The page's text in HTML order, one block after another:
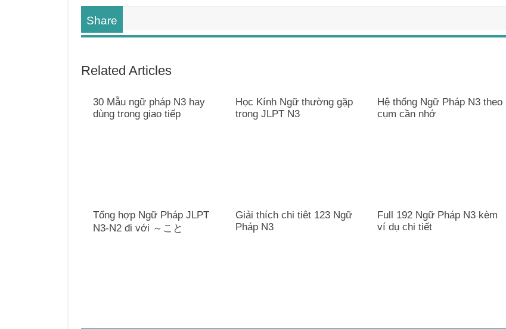
Share
Related Articles
30 Mẫu ngữ pháp N3 hay
dùng trong giao tiếp
Học Kính Ngữ thường gặp
trong JLPT N3
Hệ thống Ngữ Pháp N3 theo
cụm cần nhớ
Tổng hợp Ngữ Pháp JLPT
N3-N2 đi với ～こと
Giải thích chi tiêt 123 Ngữ
Pháp N3
Full 192 Ngữ Pháp N3 kèm
ví dụ chi tiết